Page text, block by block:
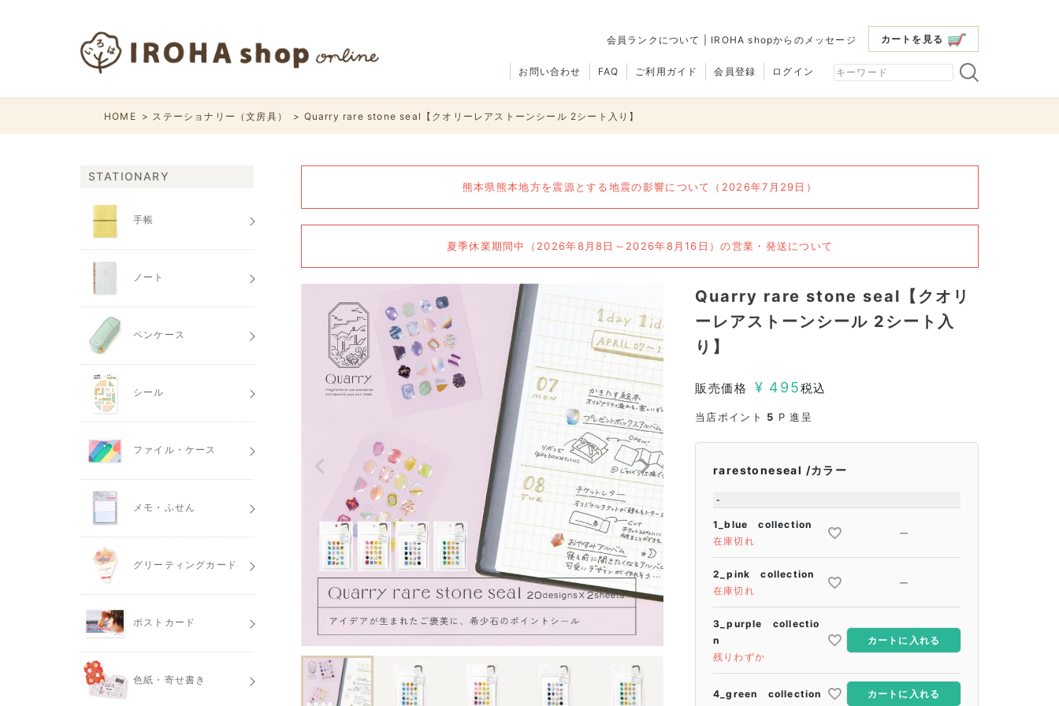
カートを見る
会員ランクについて IROHA shopからのメッセージ
会員登録 ログイン
ご利用ガイド
FAQ
お問い合わせ
HOME ステーショナリー（文房具） Quarry rare stone seal【クオリーレアストーンシール 2シート入り】
熊本県熊本地方を震源とする地震の影響について（2026年7月29日）
夏季休業期間中（2026年8月8日～2026年8月16日）の営業・発送について
Quarry rare stone seal【クオリ
ーレアストーンシール 2シート入
り】
販売価格 ¥ 495税込
当店ポイント 5 P 進呈
rarestoneseal カラー
-
1_blue collection
在庫切れ
—
2_pink collection
在庫切れ
—
3_purple collectio
n
残りわずか
カートに入れる
4_green collection カートに入れる
STATIONARY
手帳
ノート
ペンケース
シール
ファイル・ケース
メモ・ふせん
グリーティングカード
ポストカード
色紙・寄せ書き